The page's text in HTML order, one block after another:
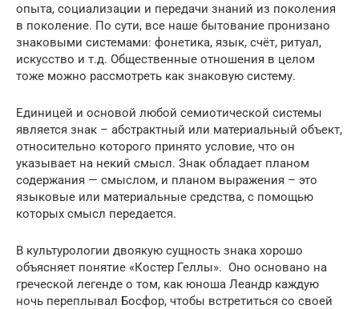
опыта, социализации и передачи знаний из поколения
в поколение. По сути, все наше бытование пронизано
знаковыми системами: фонетика, язык, счёт, ритуал,
искусство и т.д. Общественные отношения в целом
тоже можно рассмотреть как знаковую систему.
Единицей и основой любой семиотической системы
является знак – абстрактный или материальный объект,
относительно которого принято условие, что он
указывает на некий смысл. Знак обладает планом
содержания — смыслом, и планом выражения – это
языковые или материальные средства, с помощью
которых смысл передается.
В культурологии двоякую сущность знака хорошо
объясняет понятие «Костер Геллы». Оно основано на
греческой легенде о том, как юноша Леандр каждую
ночь переплывал Босфор, чтобы встретиться со своей